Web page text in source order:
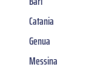
Catania
Genua
Messina